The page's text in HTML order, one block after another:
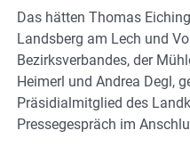
Das hätten Thomas
Landsberg am Lech und
Bezirksverbandes, der
Heimerl und Andrea Degl,
Präsidialmitglied des
Pressegespräch im